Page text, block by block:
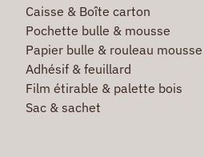
Caisse & Boîte carton
Pochette bulle & mousse
Papier bulle & rouleau mousse
Adhésif & feuillard
Film étirable & palette bois
Sac & sachet